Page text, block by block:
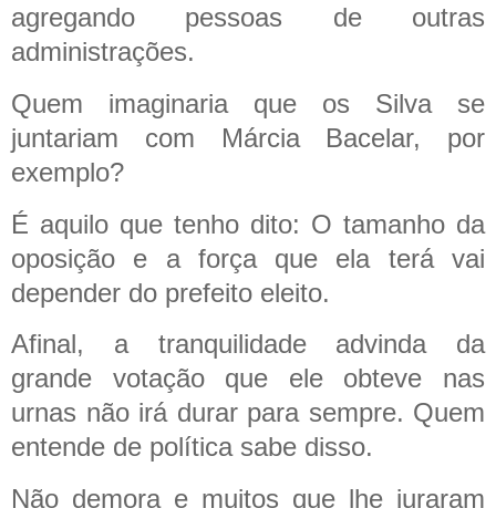
agregando pessoas de outras
administrações.
Quem imaginaria que os Silva se
juntariam com Márcia Bacelar, por
exemplo?
É aquilo que tenho dito: O tamanho da
oposição e a força que ela terá vai
depender do prefeito eleito.
Afinal, a tranquilidade advinda da
grande votação que ele obteve nas
urnas não irá durar para sempre. Quem
entende de política sabe disso.
Não demora e muitos que lhe juraram